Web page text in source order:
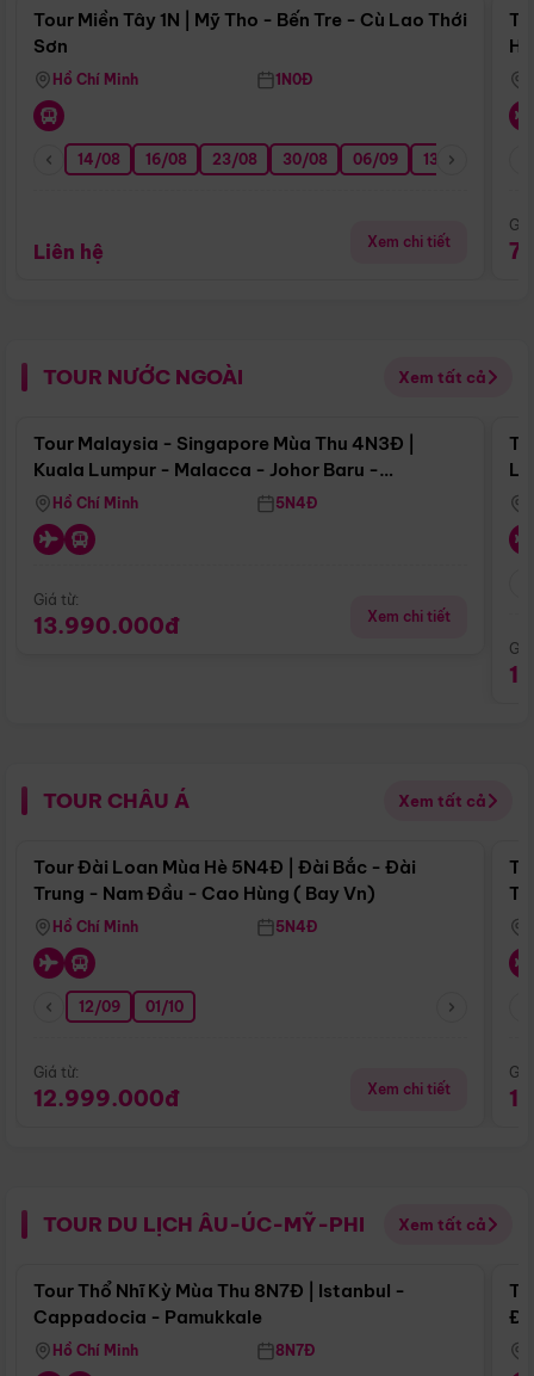
Tour Miền Tây 1N | Mỹ Tho - Bến Tre - Cù Lao Thới
Sơn
Hồ Chí Minh 1N0Đ
14/08 16/08 23/08 30/08 06/09 13/09
Liên hệ Xem chi tiết
TOUR NƯỚC NGOÀI Xem tất cả
Điểm nổi bật
Tour Malaysia - Singapore Mùa Thu 4N3Đ |
Kuala Lumpur - Malacca - Johor Baru -
Singapore
Hồ Chí Minh 5N4Đ
Giá từ:
13.990.000đ Xem chi tiết
TOUR CHÂU Á Xem tất cả
Điểm nổi bật
Tour Đài Loan Mùa Hè 5N4Đ | Đài Bắc - Đài
Trung - Nam Đầu - Cao Hùng ( Bay Vn)
Hồ Chí Minh 5N4Đ
12/09 01/10
Giá từ:
12.999.000đ Xem chi tiết
TOUR DU LỊCH ÂU-ÚC-MỸ-PHI Xem tất cả
Điểm nổi bật
Tour Thổ Nhĩ Kỳ Mùa Thu 8N7Đ | Istanbul -
Cappadocia - Pamukkale
Hồ Chí Minh 8N7Đ